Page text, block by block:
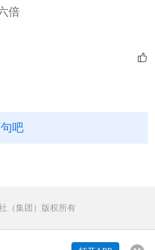
倍
吧
（集团）版权所有